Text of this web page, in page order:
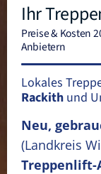
Ihr
Preise & Kosten
Anbietern
Lokales
Rackith und
Neu,
(Landkreis
Treppenlift-